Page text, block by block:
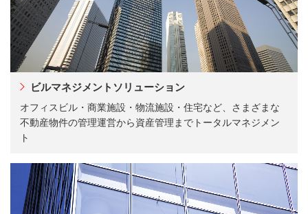
ビルマネジメントソリューション
オフィスビル・商業施設・物流施設・住宅など、さまざまな
不動産物件の管理運営から資産管理までトータルマネジメン
ト